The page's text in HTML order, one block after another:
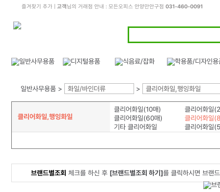
즐겨찾기 추가| 고객님의 거래점 안내 : 모든오피스 안양만안구점 031-460-0091
일반사무용품 > 화일/바인더류 > 클리어화일,행잉화일
클리어화일,행잉화일
클리어화일(10매)
클리어화일
클리어화일(60매)
클리어화일
기타 클리어화일
클리어화일
브랜드별조회 체크를 하신 후 [브랜드별조회 하기]를 클릭하시면 브랜